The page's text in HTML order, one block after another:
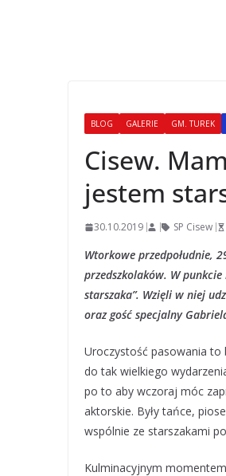
BLOG GALERIE GM. TUREK
Cisew.
jestem
30.10.2019 SP Cisew
Wtorkowe przedpołudnie,
przedszkolaków. W
starszaka”. Wzięli w niej
oraz gość specjalny
Uroczystość pasowania to
do tak wielkiego
po to aby wczoraj móc
aktorskie. Były tańce,
wspólnie ze starszakami
Kulminacyjnym